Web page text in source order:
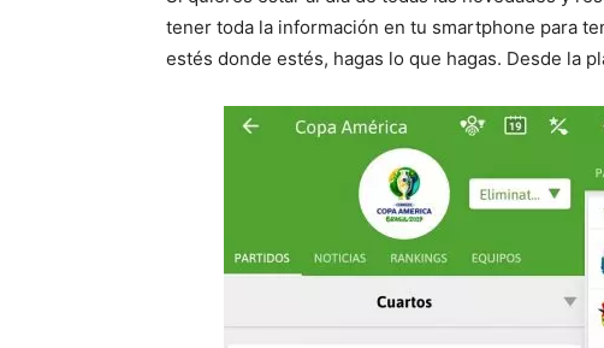
tener toda la información en tu smartphone para
estés donde estés, hagas lo que hagas. Desde la